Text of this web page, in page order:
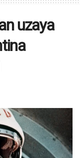
uzaya